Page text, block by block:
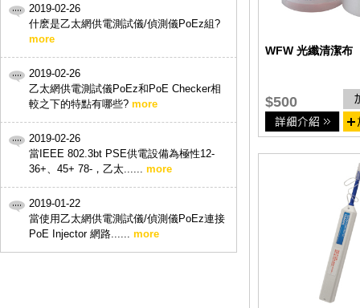
WFW 光纖清潔布
$500
2019-02-26
什麽是乙太網供電測試儀/偵測儀PoEz組?
more
2019-02-26
乙太網供電測試儀PoEz和PoE Checker相
較之下的特點有哪些? more
2019-02-26
當IEEE 802.3bt PSE供電設備為極性12-
36+、45+ 78-，乙太...... more
2019-01-22
當使用乙太網供電測試儀/偵測儀PoEz連接
PoE Injector 網路...... more